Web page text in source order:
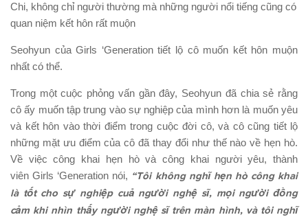
Chi, không chỉ người thường mà những người nổi tiếng cũng có
quan niệm kết hôn rất muộn
Seohyun của Girls ‘Generation tiết lộ cô muốn kết hôn muộn
nhất có thể.
Trong một cuộc phỏng vấn gần đây, Seohyun đã chia sẻ rằng
cô ấy muốn tập trung vào sự nghiệp của mình hơn là muốn yêu
và kết hôn vào thời điểm trong cuộc đời cô, và cô cũng tiết lộ
những mặt ưu điểm của cô đã thay đổi như thế nào về hẹn hò.
Về việc công khai hẹn hò và công khai người yêu, thành
viên Girls ‘Generation nói, “Tôi không nghĩ hẹn hò công khai
là tốt cho sự nghiệp cuả người nghệ sĩ, mọi người đồng
cảm khi nhìn thấy người nghệ sĩ trên màn hình, và tôi nghĩ